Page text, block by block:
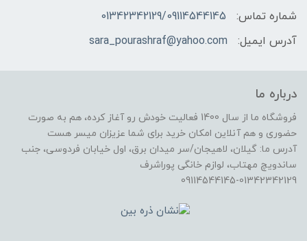
شماره تماس:
01342342129/09114544145
آدرس ایمیل:
sara_pourashraf@yahoo.com
درباره ما
فروشگاه ما از سال 1400 فعالیت خودش رو آغاز کرده، هم به صورت
حضوری و هم آنلاین امکان خرید برای شما عزیزان میسر هست
آدرس ما: گیلان، لاهیجان/سر میدان برق، اول خیابان فردوسی، جنب
ساندویچ مهتاب، لوازم خانگی پوراشرف
09114544145-01342342129